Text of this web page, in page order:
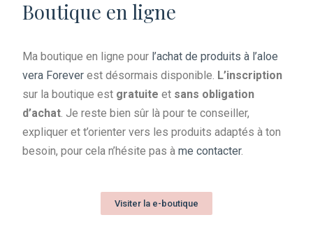
cosmétique à l'aloe vera
à Limoges et Peyrat-de-
Bellac
Boutique en ligne
Ma boutique en ligne pour l’achat de produits à l’aloe
vera Forever est désormais disponible. L’inscription
sur la boutique est gratuite et sans obligation
d’achat . Je reste bien sûr là pour te conseiller,
expliquer et t’orienter vers les produits adaptés à ton
besoin, pour cela n’hésite pas àme contacter.
Visiter la e-boutique